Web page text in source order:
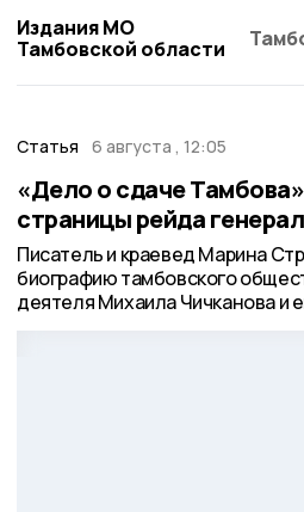
Издания МО
Тамбовской области
Статья 6 августа , 12:05
«Дело о сдаче
страницы рейда
Писатель и краевед Марина
биографию тамбовского
деятеля Михаила Чичканова и